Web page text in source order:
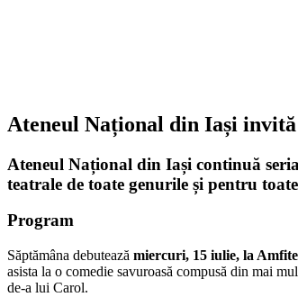
Ateneul Național din Iași
Ateneul Național din Iași continuă
teatrale de toate genurile și pentru
Program
Săptămâna debutează miercuri, 15 iulie, la
asista la o comedie savuroasă compusă din mai
de-a lui Carol.